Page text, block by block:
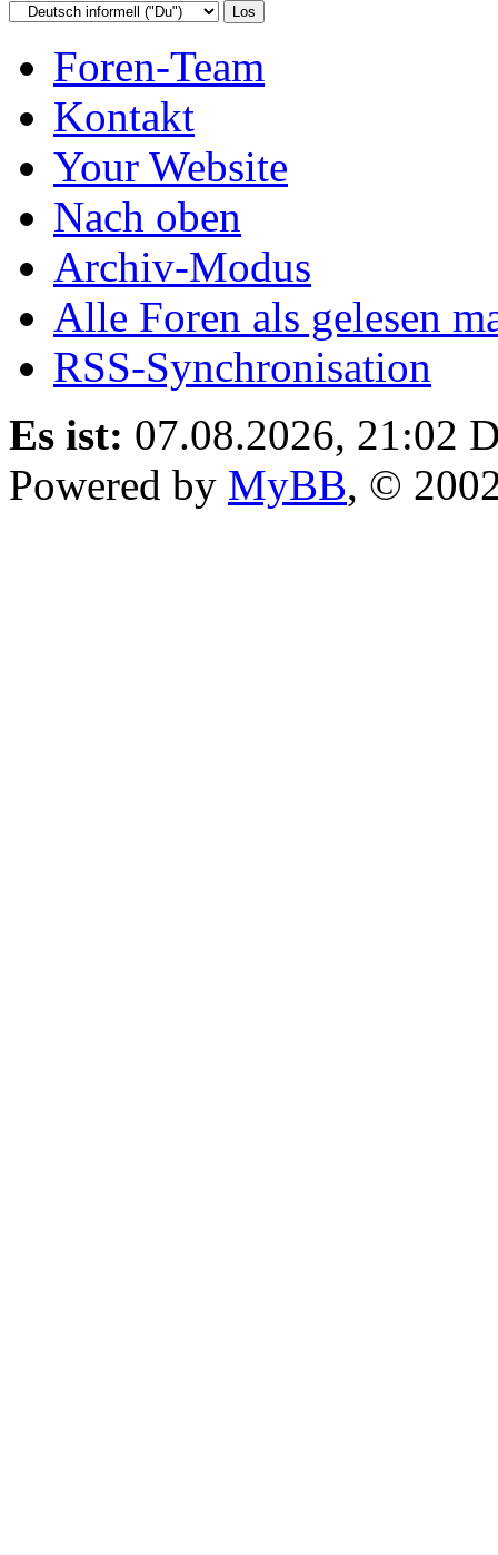
Foren-Team
Kontakt
Your Website
Nach oben
Archiv-Modus
Alle Foren als gelesen
RSS-Synchronisation
Es ist: 07.08.2026, 21:02
Powered by MyBB, ©